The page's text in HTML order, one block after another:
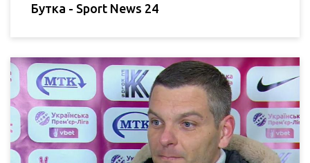
Бутка - Sport News 24